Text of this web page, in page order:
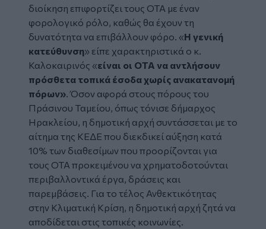
διοίκηση επιφορτίζει τους ΟΤΑ με έναν
φορολογικό ρόλο, καθώς θα έχουν τη
δυνατότητα να επιβάλλουν φόρο. «Η γενική
κατεύθυνση» είπε χαρακτηριστικά ο κ.
Καλοκαιρινός «είναι οι ΟΤΑ να αντλήσουν
πρόσθετα τοπικά έσοδα χωρίς ανακατανομή
πόρων». Όσον αφορά στους πόρους του
Πράσινου Ταμείου, όπως τόνισε δήμαρχος
Ηρακλείου, η δημοτική αρχή συντάσσεται με το
αίτημα της ΚΕΔΕ που διεκδικεί αύξηση κατά
10% των διαθεσίμων που προορίζονται για
τους ΟΤΑ προκειμένου να χρηματοδοτούνται
περιβαλλοντικά έργα, δράσεις και
παρεμβάσεις. Για το τέλος Ανθεκτικότητας
στην Κλιματική Κρίση, η δημοτική αρχή ζητά να
αποδίδεται στις τοπικές κοινωνίες.